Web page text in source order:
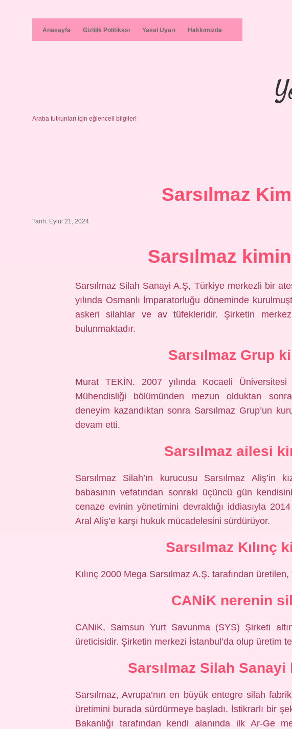
Anasayfa Gizlilik Politikası Yasal Uyarı Hakkımızda
Araba tutkunları için eğlenceli bilgiler!
Sarsılmaz
Tarih: Eylül 21, 2024
Sarsılmaz
Sarsılmaz Silah Sanayi A.Ş, Türkiye merkezli bir
yılında Osmanlı İmparatorluğu döneminde
askeri silahlar ve av tüfekleridir. Şirketin
bulunmaktadır.
Sarsılmaz Grup
Murat TEKİN. 2007 yılında Kocaeli
Mühendisliği bölümünden mezun olduktan
deneyim kazandıktan sonra Sarsılmaz Grup’un
devam etti.
Sarsılmaz ailesi
Sarsılmaz Silah’ın kurucusu Sarsılmaz Aliş’in
babasının vefatından sonraki üçüncü gün
cenaze evinin yönetimini devraldığı iddiasıyla
Aral Aliş’e karşı hukuk mücadelesini sürdürüyor.
Sarsılmaz Kılınç
Kılınç 2000 Mega Sarsılmaz A.Ş. tarafından
CANiK nerenin
CANiK, Samsun Yurt Savunma (SYS) Şirketi
üreticisidir. Şirketin merkezi İstanbul’da olup üretim
Sarsılmaz Silah
Sarsılmaz, Avrupa’nın en büyük entegre silah
üretimini burada sürdürmeye başladı. İstikrarlı bir
Bakanlığı tarafından kendi alanında ilk Ar-Ge